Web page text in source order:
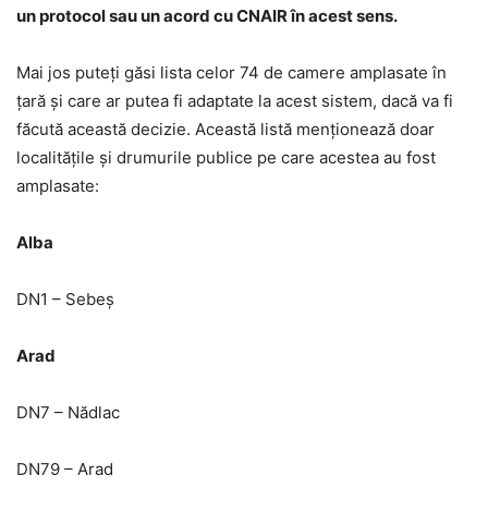
un protocol sau un acord cu CNAIR în acest sens.
Mai jos puteți găsi lista celor 74 de camere amplasate în
țară și care ar putea fi adaptate la acest sistem, dacă va fi
făcută această decizie. Această listă menționează doar
localitățile și drumurile publice pe care acestea au fost
amplasate:
Alba
DN1 – Sebeș
Arad
DN7 – Nădlac
DN79 – Arad